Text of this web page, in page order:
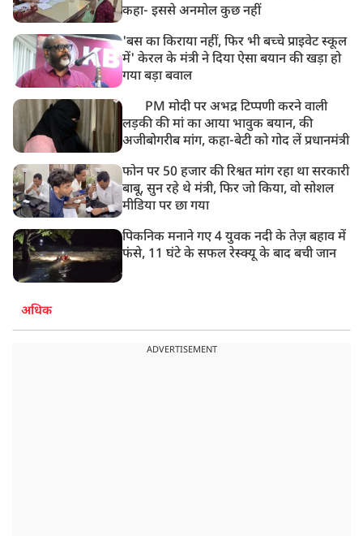
PM मोदी आज IIT दिल्ली के दीक्षांत समारोह में शामिल होंगे
कहा- इससे अनमोल कुछ नहीं
'बस का किराया नहीं, फिर भी बच्चे प्राइवेट स्कूल
में' केरल के मंत्री ने दिया ऐसा बयान की खड़ा हो
गया बड़ा बवाल
PM मोदी पर अभद्र टिप्पणी करने वाली
लड़की की मां का आया भावुक बयान, की
अजीबोगरीब मांग, कहा-बेटी को गोद लें प्रधानमंत्री
फोन पर 50 हजार की रिश्वत मांग रहा था सरकारी
बाबू, सुन रहे थे मंत्री, फिर जो किया, वो सोशल
मीडिया पर छा गया
पिकनिक मनाने गए 4 युवक नदी के तेज़ बहाव में
फंसे, 11 घंटे के सफल रेस्क्यू के बाद बची जान
अधिक
ADVERTISEMENT